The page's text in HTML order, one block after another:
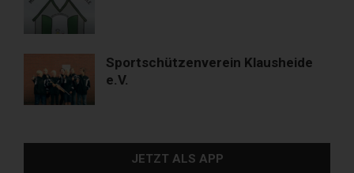
Sportschützenverein Klausheide
e.V.
JETZT ALS APP